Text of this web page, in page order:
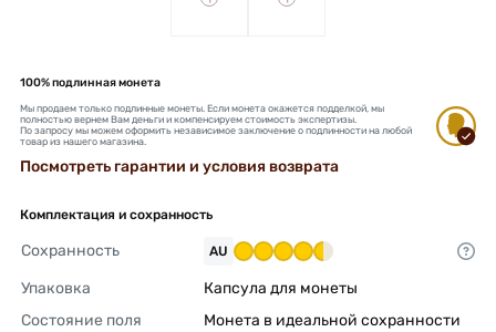
100% подлинная монета
Мы продаем только подлинные монеты. Если монета окажется подделкой, мы
полностью вернем Вам деньги и компенсируем стоимость экспертизы.
По запросу мы можем оформить независимое заключение о подлинности на любой
товар из нашего магазина.
Посмотреть гарантии и условия возврата
Комплектация и сохранность
Сохранность AU
Упаковка
Капсула для монеты
Состояние поля
Монета в идеальной сохранности